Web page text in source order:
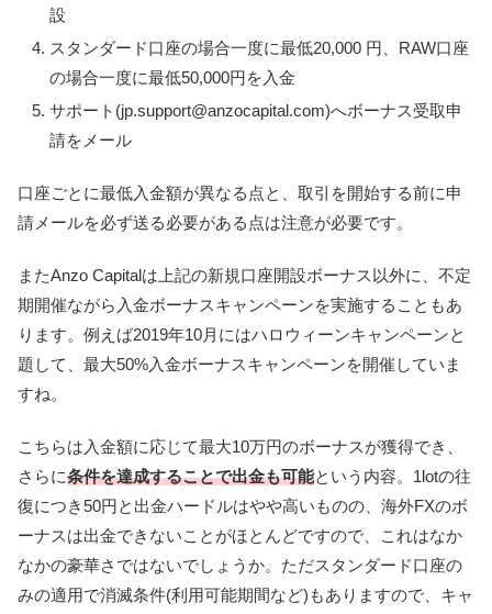
設
スタンダード口座の場合一度に最低20,000 円、RAW口座
の場合一度に最低50,000円を入金
サポート(jp.support@anzocapital.com)へボーナス受取申
請をメール
口座ごとに最低入金額が異なる点と、取引を開始する前に申
請メールを必ず送る必要がある点は注意が必要です。
またAnzo Capitalは上記の新規口座開設ボーナス以外に、不定
期開催ながら入金ボーナスキャンペーンを実施することもあ
ります。例えば2019年10月にはハロウィーンキャンペーンと
題して、最大50%入金ボーナスキャンペーンを開催していま
すね。
こちらは入金額に応じて最大10万円のボーナスが獲得でき、
さらに条件を達成することで出金も可能という内容。1lotの往
復につき50円と出金ハードルはやや高いものの、海外FXのボ
ーナスは出金できないことがほとんどですので、これはなか
なかの豪華さではないでしょうか。ただスタンダード口座の
みの適用で消滅条件(利用可能期間など)もありますので、キャ